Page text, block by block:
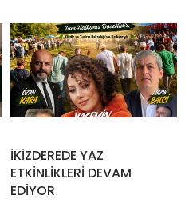
İKİZDEREDE YAZ
ETKİNLİKLERİ DEVAM
EDİYOR